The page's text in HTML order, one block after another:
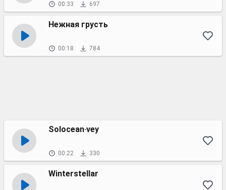
00:33 697
Нежная грусть
00:18 784
Solocean·vey
00:22 330
Winterstellar